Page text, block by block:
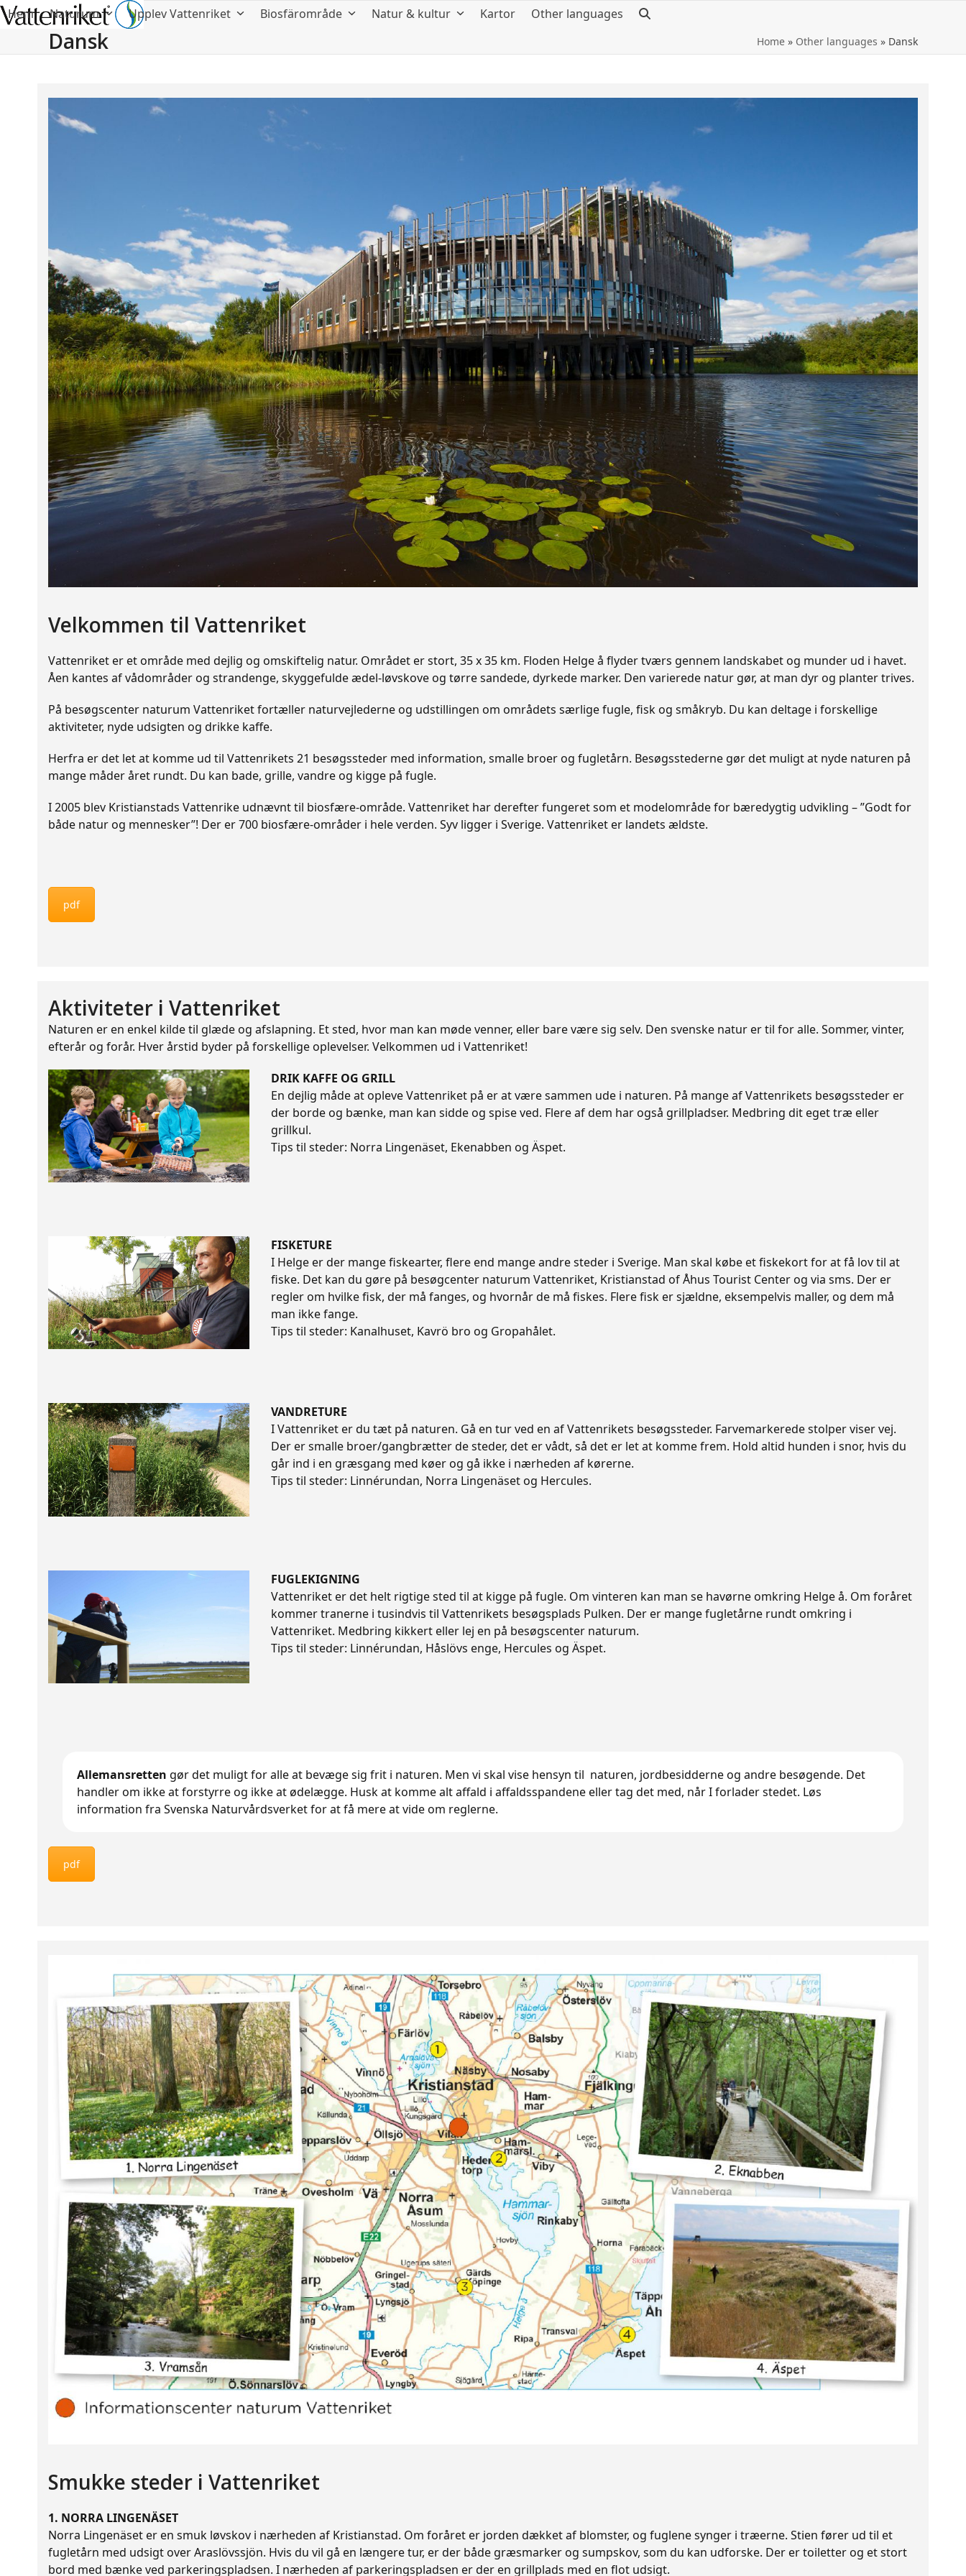
Hem Naturum Upplev Vattenriket Biosfärområde Natur & kultur Kartor Other languages
Dansk Home» Other languages » Dansk
Velkommen til Vattenriket
Vattenriket er et område med dejlig og omskiftelig natur. Området er stort, 35 x 35 km. Floden Helge å flyder tværs gennem landskabet og munder ud i havet.
Åen kantes af vådområder og strandenge, skyggefulde ædel-løvskove og tørre sandede, dyrkede marker. Den varierede natur gør, at man dyr og planter trives.
På besøgscenter naturum Vattenriket fortæller naturvejlederne og udstillingen om områdets særlige fugle, fisk og småkryb. Du kan deltage i forskellige
aktiviteter, nyde udsigten og drikke kaffe.
Herfra er det let at komme ud til Vattenrikets 21 besøgssteder med information, smalle broer og fugletårn. Besøgsstederne gør det muligt at nyde naturen på
mange måder året rundt. Du kan bade, grille, vandre og kigge på fugle.
I 2005 blev Kristianstads Vattenrike udnævnt til biosfære-område. Vattenriket har derefter fungeret som et modelområde for bæredygtig udvikling – ”Godt for
både natur og mennesker”! Der er 700 biosfære-områder i hele verden. Syv ligger i Sverige. Vattenriket er landets ældste.
pdf
Aktiviteter i Vattenriket
Naturen er en enkel kilde til glæde og afslapning. Et sted, hvor man kan møde venner, eller bare være sig selv. Den svenske natur er til for alle. Sommer, vinter,
efterår og forår. Hver årstid byder på forskellige oplevelser. Velkommen ud i Vattenriket!
DRIK KAFFE OG GRILL
En dejlig måde at opleve Vattenriket på er at være sammen ude i naturen. På mange af Vattenrikets besøgssteder er
der borde og bænke, man kan sidde og spise ved. Flere af dem har også grillpladser. Medbring dit eget træ eller
grillkul.
Tips til steder: Norra Lingenäset, Ekenabben og Äspet.
FISKETURE
I Helge er der mange fiskearter, flere end mange andre steder i Sverige. Man skal købe et fiskekort for at få lov til at
fiske. Det kan du gøre på besøgcenter naturum Vattenriket, Kristianstad of Åhus Tourist Center og via sms. Der er
regler om hvilke fisk, der må fanges, og hvornår de må fiskes. Flere fisk er sjældne, eksempelvis maller, og dem må
man ikke fange.
Tips til steder: Kanalhuset, Kavrö bro og Gropahålet.
VANDRETURE
I Vattenriket er du tæt på naturen. Gå en tur ved en af Vattenrikets besøgssteder. Farvemarkerede stolper viser vej.
Der er smalle broer/gangbrætter de steder, det er vådt, så det er let at komme frem. Hold altid hunden i snor, hvis du
går ind i en græsgang med køer og gå ikke i nærheden af kørerne.
Tips til steder: Linnérundan, Norra Lingenäset og Hercules.
FUGLEKIGNING
Vattenriket er det helt rigtige sted til at kigge på fugle. Om vinteren kan man se havørne omkring Helge å. Om foråret
kommer tranerne i tusindvis til Vattenrikets besøgsplads Pulken. Der er mange fugletårne rundt omkring i
Vattenriket. Medbring kikkert eller lej en på besøgscenter naturum.
Tips til steder: Linnérundan, Håslövs enge, Hercules og Äspet.
Allemansretten gør det muligt for alle at bevæge sig frit i naturen. Men vi skal vise hensyn til naturen, jordbesidderne og andre besøgende. Det
handler om ikke at forstyrre og ikke at ødelægge. Husk at komme alt affald i affaldsspandene eller tag det med, når I forlader stedet. Løs
information fra Svenska Naturvårdsverket for at få mere at vide om reglerne.
pdf
Smukke steder i Vattenriket
1. NORRA LINGENÄSET
Norra Lingenäset er en smuk løvskov i nærheden af Kristianstad. Om foråret er jorden dækket af blomster, og fuglene synger i træerne. Stien fører ud til et
fugletårn med udsigt over Araslövssjön. Hvis du vil gå en længere tur, er der både græsmarker og sumpskov, som du kan udforske. Der er toiletter og et stort
bord med bænke ved parkeringspladsen. I nærheden af parkeringspladsen er der en grillplads med en flot udsigt.